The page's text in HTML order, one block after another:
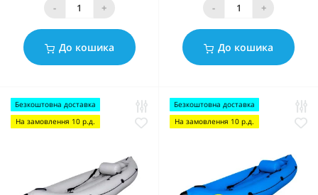
- +
До кошика
- +
До кошика
Безкоштовна доставка
На замовлення 10 р.д.
Безкоштовна доставка
На замовлення 10 р.д.